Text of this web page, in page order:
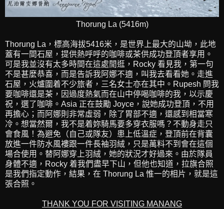
Thorung La (5416m)
Thorung La，標高海拔5416米，是世界上最大的山坳，此地
蓋有一間石屋，提供熱呼呼的咖啡或茶供成功登頂者享用。
可是我並沒有太多時間在這處閒逛，Rocky 看見我，第一句
不是甚麼恭喜，而是告訴我阿娜不適，叫我去看看她。走進
石屋，火爐圍着不少旅者，三名女士亦在其中。Rupesh 問我
要咖啡還是茶，因過度熱氣而在山中停喝咖啡的我，以示慶
祝，選了咖啡。Asia 正在鼓勵 Joyce，說她成功登頂，不用
再擔心；而阿娜則非常虛弱，除了胃部不適，還感到相當寒
冷。想當然爾，我不是着妳騎馬要多穿衣服嗎？不動身走只
會食風！為避免（自己或隊友）患上低溫症，登頂前在背囊
放進一件防水風褸跟一件長袖羽絨，只是萬料不到會在這個
場合使用。替阿娜穿上羽絨，她的狀況才好過來。由於隊員
身體不適，Rocky 着我們盡早下山，但他也知道，拉旗合照
是我們指定動作，結果，在 Thorung La 惟一的相片，就是這
張合照。
THANK YOU FOR VISITING MANANG